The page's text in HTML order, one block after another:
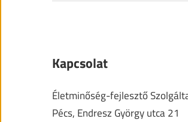
Kapcsolat
Életminőség-fejlesztő
Pécs, Endresz György utca 21